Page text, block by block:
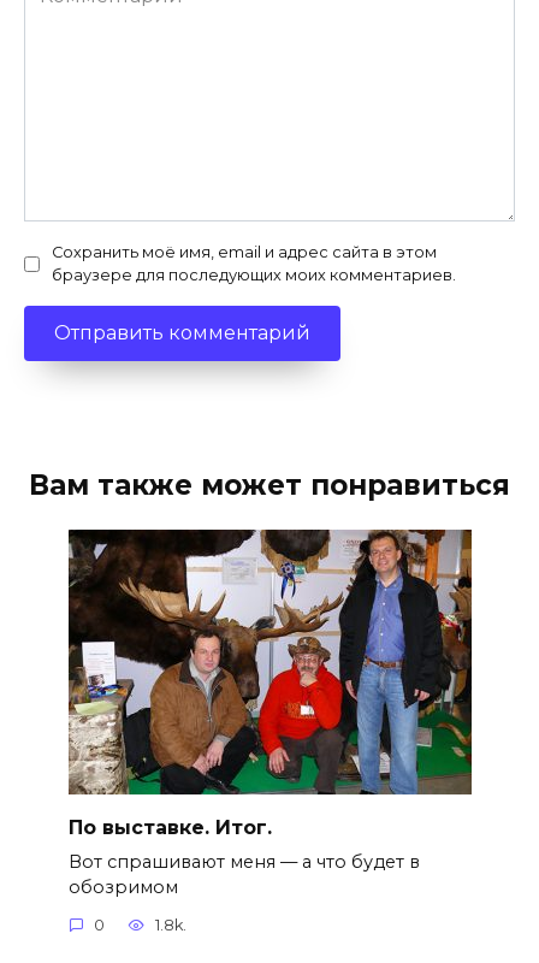
Сохранить моё имя, email и адрес сайта в этом
браузере для последующих моих комментариев.
Вам также может понравиться
По выставке. Итог.
Вот спрашивают меня — а что будет в
обозримом
0 1.8k.